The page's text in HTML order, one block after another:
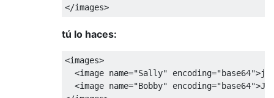
tú lo haces:
<images>
<image name="Sally"
<image name="Bobby"